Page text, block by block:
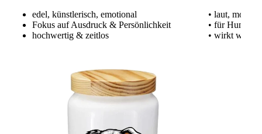
edel, künstlerisch, emotional
Fokus auf Ausdruck & Persönlichkeit
hochwertig & zeitlos
• laut,
• für
• wirkt wie